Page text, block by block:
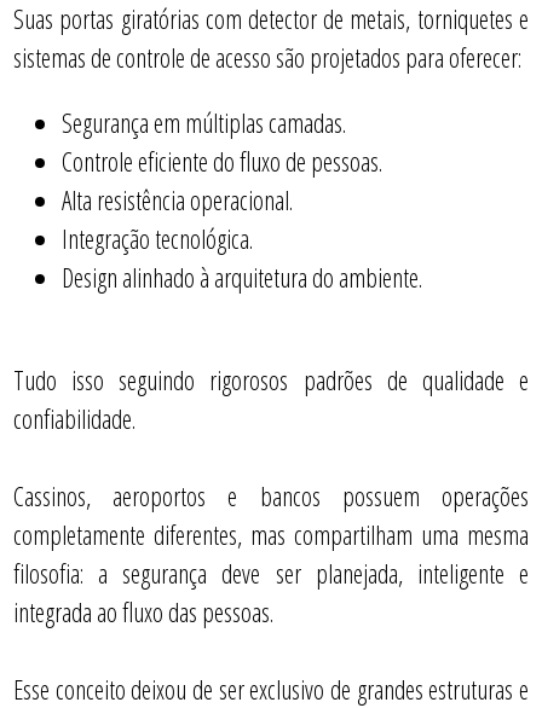
Suas portas giratórias com detector de metais, torniquetes e
sistemas de controle de acesso são projetados para oferecer:
Segurança em múltiplas camadas.
Controle eficiente do fluxo de pessoas.
Alta resistência operacional.
Integração tecnológica.
Design alinhado à arquitetura do ambiente.
Tudo isso seguindo rigorosos padrões de qualidade e
confiabilidade.
Cassinos, aeroportos e bancos possuem operações
completamente diferentes, mas compartilham uma mesma
filosofia: a segurança deve ser planejada, inteligente e
integrada ao fluxo das pessoas.
Esse conceito deixou de ser exclusivo de grandes estruturas e